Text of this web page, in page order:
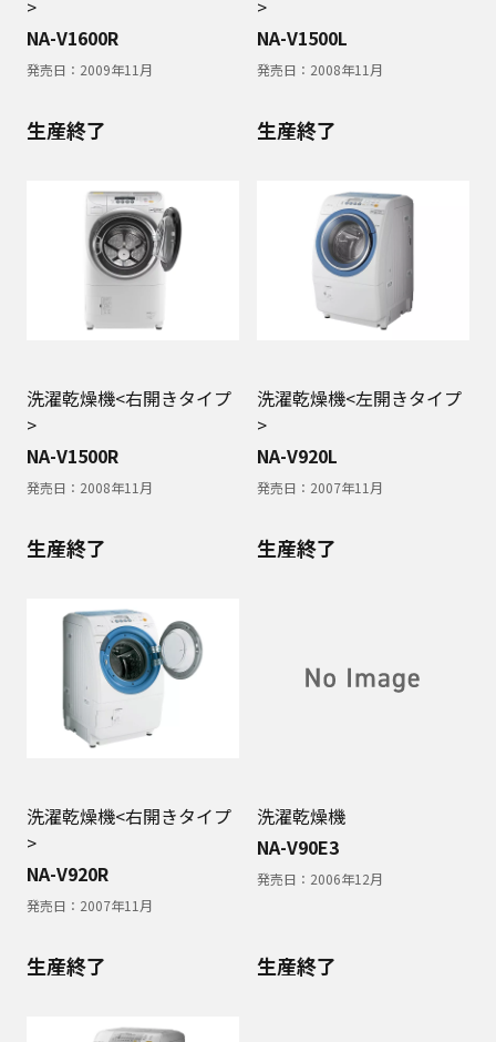
>
NA-V1600R
発売日： 2009年11月
>
NA-V1500L
発売日： 2008年11月
生産終了
洗濯乾燥機<右開きタイプ
>
NA-V1500R
発売日： 2008年11月
生産終了
洗濯乾燥機<左開きタイプ
>
NA-V920L
発売日： 2007年11月
生産終了
洗濯乾燥機<右開きタイプ
>
NA-V920R
発売日： 2007年11月
生産終了
洗濯乾燥機
NA-V90E3
発売日： 2006年12月
生産終了 生産終了